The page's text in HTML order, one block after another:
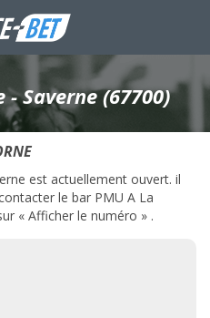
- Saverne (67700)
est actuellement ouvert. il
le bar PMU A La
« Afficher le numéro » .